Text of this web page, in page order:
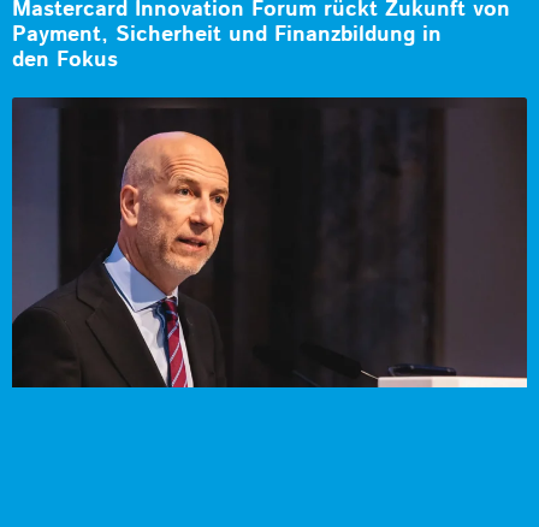
Mastercard Innovation Forum rückt Zukunft von
Payment, Sicherheit und Finanzbildung in
den Fokus